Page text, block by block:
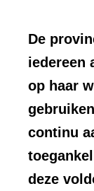
De
iedereen
op haar
continu
deze